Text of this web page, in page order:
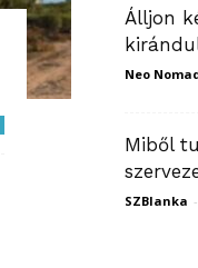
Álljon
Neo
Miből
SZBlanka -